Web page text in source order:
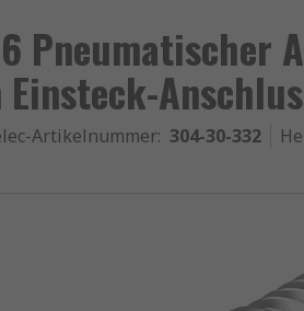
Pneumatischer
Artikelnummer: 304-30-332